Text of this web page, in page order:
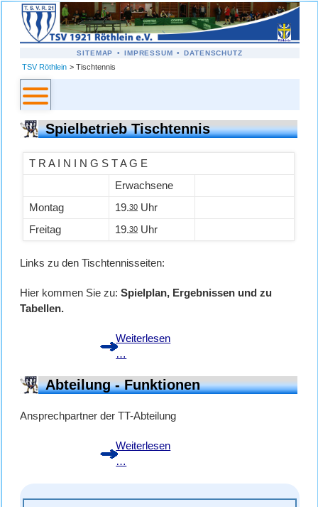
NAVIGATION
ÜBERSPRINGEN
SITEMAP IMPRESSUM DATENSCHUTZ
TSV Röthlein Tischtennis
Spielbetrieb Tischtennis
T R A I N I N G S T A G E
Erwachsene
Montag
19.30 Uhr
Freitag
19.30 Uhr
Links zu den Tischtennisseiten:
Hier kommen Sie zu: Spielplan, Ergebnissen und zu
Tabellen.
Weiterlesen
…
Abteilung - Funktionen
Ansprechpartner der TT-Abteilung
Weiterlesen
…